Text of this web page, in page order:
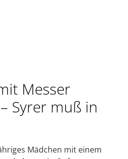
Messer
Syrer muß in
Mädchen mit einem